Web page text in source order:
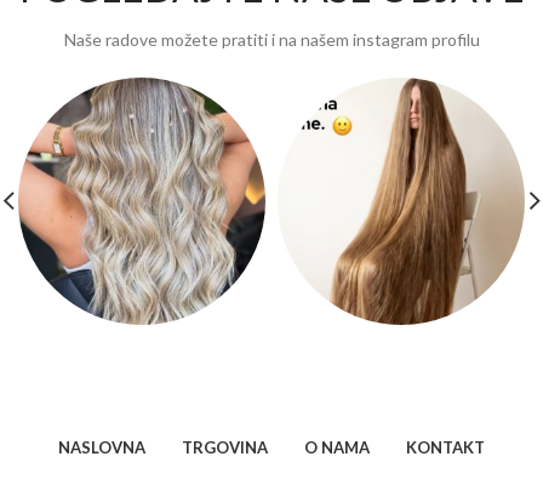
Naše radove možete pratiti i na našem instagram profilu
NASLOVNA TRGOVINA O NAMA KONTAKT